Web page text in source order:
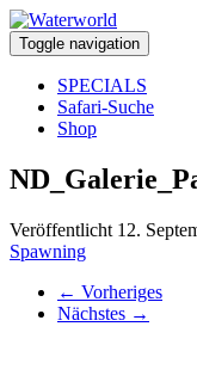
Toggle navigation
SPECIALS
Safari-Suche
Shop
Veröffentlicht 12.
Spawning
← Vorheriges
Nächstes →